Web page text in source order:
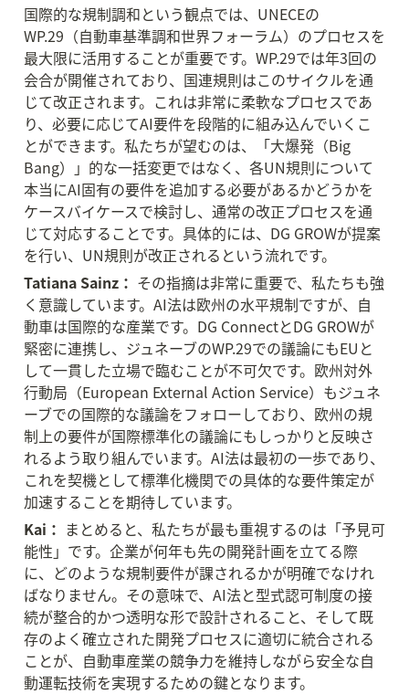
国際的な規制調和という観点では、UNECEの
WP.29（自動車基準調和世界フォーラム）のプロセスを
最大限に活用することが重要です。WP.29では年3回の
会合が開催されており、国連規則はこのサイクルを通
じて改正されます。これは非常に柔軟なプロセスであ
り、必要に応じてAI要件を段階的に組み込んでいくこ
とができます。私たちが望むのは、「大爆発（Big
Bang）」的な一括変更ではなく、各UN規則について
本当にAI固有の要件を追加する必要があるかどうかを
ケースバイケースで検討し、通常の改正プロセスを通
じて対応することです。具体的には、DG GROWが提案
を行い、UN規則が改正されるという流れです。
Tatiana Sainz： その指摘は非常に重要で、私たちも強
く意識しています。AI法は欧州の水平規制ですが、自
動車は国際的な産業です。DG ConnectとDG GROWが
緊密に連携し、ジュネーブのWP.29での議論にもEUと
して一貫した立場で臨むことが不可欠です。欧州対外
行動局（European External Action Service）もジュネ
ーブでの国際的な議論をフォローしており、欧州の規
制上の要件が国際標準化の議論にもしっかりと反映さ
れるよう取り組んでいます。AI法は最初の一歩であり、
これを契機として標準化機関での具体的な要件策定が
加速することを期待しています。
Kai： まとめると、私たちが最も重視するのは「予見可
能性」です。企業が何年も先の開発計画を立てる際
に、どのような規制要件が課されるかが明確でなけれ
ばなりません。その意味で、AI法と型式認可制度の接
続が整合的かつ透明な形で設計されること、そして既
存のよく確立された開発プロセスに適切に統合される
ことが、自動車産業の競争力を維持しながら安全な自
動運転技術を実現するための鍵となります。